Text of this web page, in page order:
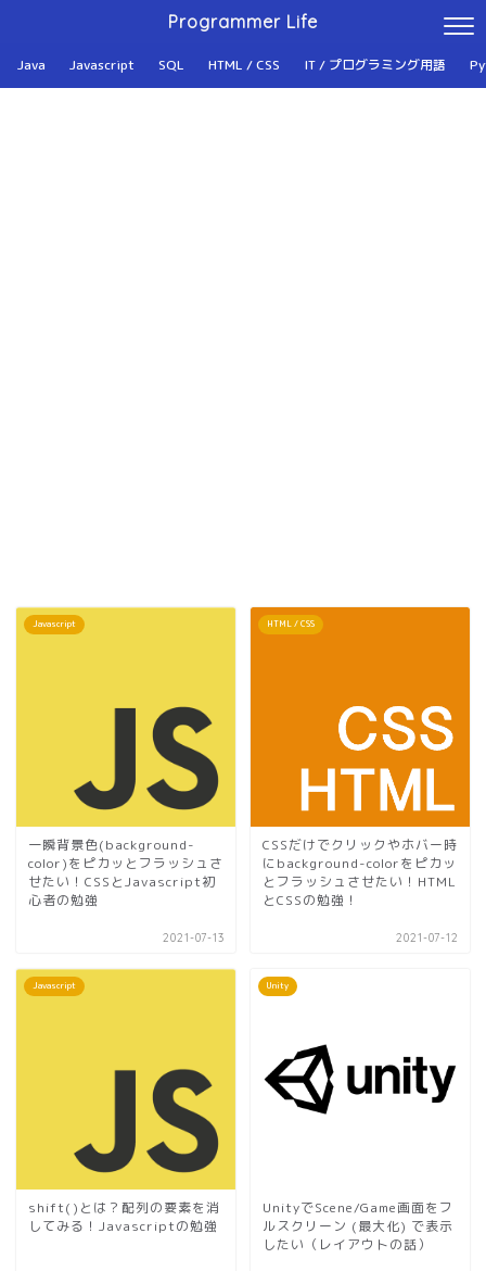
Programmer Life
Java Javascript SQL HTML / CSS IT / プログラミング用語
Javascript
一瞬背景色(background-
color)をピカッとフラッシュさ
せたい！CSSとJavascript初
心者の勉強
2021-07-13
HTML / CSS
CSSだけでクリックやホバー時
にbackground-colorをピカッ
とフラッシュさせたい！HTML
とCSSの勉強！
2021-07-12
Javascript
shift()とは？配列の要素を消
してみる！Javascriptの勉強
Unity
UnityでScene/Game画面をフ
ルスクリーン (最大化) で表示
したい（レイアウトの話）